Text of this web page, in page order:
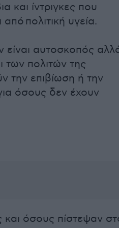
και ίντριγκες που
πολιτική υγεία.
είναι αυτοσκοπός
των πολιτών της
την επιβίωση ή την
όσους δεν έχουν
όσους πίστεψαν